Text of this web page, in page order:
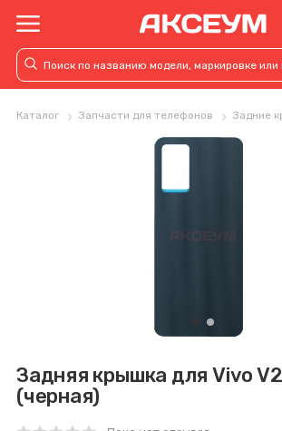
Каталог Запчасти для телефонов Задние
Задняя крышка для Vivo
(черная)